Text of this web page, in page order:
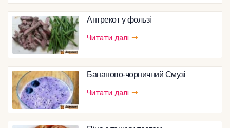
Антрекот у фользі
Читати далі
Бананово-чорничний Смузі
Читати далі